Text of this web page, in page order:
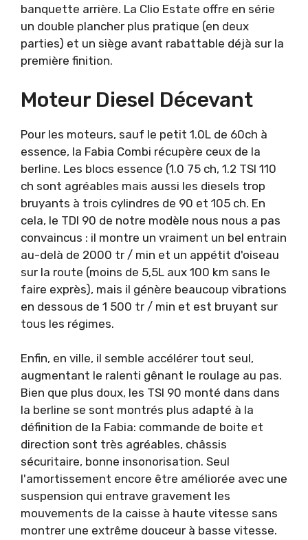
banquette arrière. La Clio Estate offre en série
un double plancher plus pratique (en deux
parties) et un siège avant rabattable déjà sur la
première finition.
Moteur Diesel Décevant
Pour les moteurs, sauf le petit 1.0L de 60ch à
essence, la Fabia Combi récupère ceux de la
berline. Les blocs essence (1.0 75 ch, 1.2 TSI 110
ch sont agréables mais aussi les diesels trop
bruyants à trois cylindres de 90 et 105 ch. En
cela, le TDI 90 de notre modèle nous nous a pas
convaincus : il montre un vraiment un bel entrain
au-delà de 2000 tr / min et un appétit d'oiseau
sur la route (moins de 5,5L aux 100 km sans le
faire exprès), mais il génère beaucoup vibrations
en dessous de 1 500 tr / min et est bruyant sur
tous les régimes.
Enfin, en ville, il semble accélérer tout seul,
augmentant le ralenti gênant le roulage au pas.
Bien que plus doux, les TSI 90 monté dans dans
la berline se sont montrés plus adapté à la
définition de la Fabia: commande de boite et
direction sont très agréables, châssis
sécuritaire, bonne insonorisation. Seul
l'amortissement encore être améliorée avec une
suspension qui entrave gravement les
mouvements de la caisse à haute vitesse sans
montrer une extrême douceur à basse vitesse.